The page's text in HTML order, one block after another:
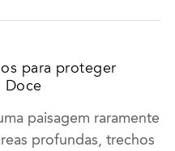
para proteger
Doce
paisagem raramente
profundas, trechos